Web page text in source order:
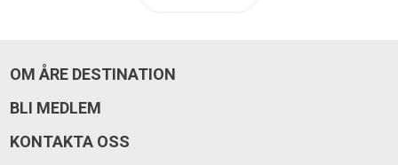
OM ÅRE DESTINATION
BLI MEDLEM
KONTAKTA OSS